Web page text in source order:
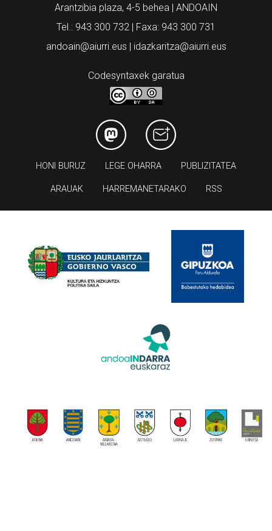
Arantzibia plaza, 4-5 behea | ANDOAIN
Tel.: 943 300 732 | Faxa: 943 300 731
andoain@aiurri.eus | idazkaritza@aiurri.eus
Codesyntaxek garatua
HONI BURUZ LEGE OHARRA PUBLIZITATEA
ARAUAK HARREMANETARAKO RSS